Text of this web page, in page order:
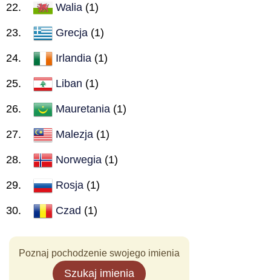
Walia (1)
Grecja (1)
Irlandia (1)
Liban (1)
Mauretania (1)
Malezja (1)
Norwegia (1)
Rosja (1)
Czad (1)
Poznaj pochodzenie swojego imienia
Szukaj imienia